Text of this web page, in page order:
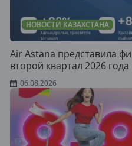
НОВОСТИ КАЗАХСТАНА
Air Astana представила
второй квартал 2026 года
06.08.2026